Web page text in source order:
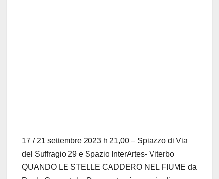
17 / 21 settembre 2023 h 21,00 – Spiazzo di Via
del Suffragio 29 e Spazio InterArtes- Viterbo
QUANDO LE STELLE CADDERO NEL FIUME da